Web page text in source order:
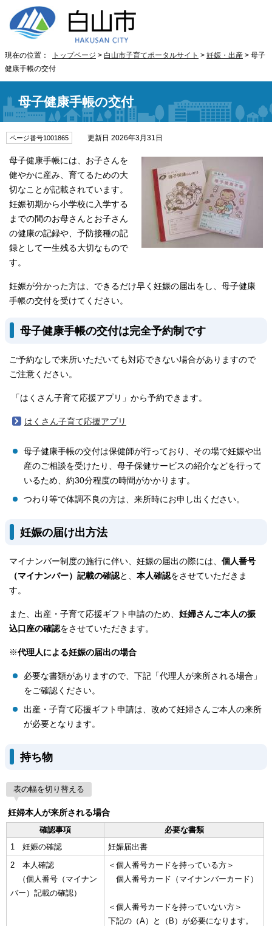
現在の位置： トップページ > 白山市子育てポータルサイト > 妊娠・出産 > 母子
健康手帳の交付
母子健康手帳の交付
ページ番号1001865 更新日 2026年3月31日
母子健康手帳には、お子さんを
健やかに産み、育てるための大
切なことが記載されています。
妊娠初期から小学校に入学する
までの間のお母さんとお子さん
の健康の記録や、予防接種の記
録として一生残る大切なもので
す。
妊娠が分かった方は、できるだけ早く妊娠の届出をし、母子健康
手帳の交付を受けてください。
母子健康手帳の交付は完全予約制です
ご予約なしで来所いただいても対応できない場合がありますので
ご注意ください。
「はくさん子育て応援アプリ」から予約できます。
はくさん子育て応援アプリ
母子健康手帳の交付は保健師が行っており、その場で妊娠や出
産のご相談を受けたり、母子保健サービスの紹介などを行って
いるため、約30分程度の時間がかかります。
つわり等で体調不良の方は、来所時にお申し出ください。
妊娠の届け出方法
マイナンバー制度の施行に伴い、妊娠の届出の際には、 個人番号
（マイナンバー）記載の確認と、 本人確認をさせていただきま
す。
また、出産・子育て応援ギフト申請のため、 妊婦さんご本人の振
込口座の確認をさせていただきます。
※代理人による妊娠の届出の場合
必要な書類がありますので、下記「代理人が来所される場合」
をご確認ください。
出産・子育て応援ギフト申請は、改めて妊婦さんご本人の来所
が必要となります。
持ち物
表の幅を切り替える
妊婦本人が来所される場合
確認事項
必要な書類
1 妊娠の確認
妊娠届出書
2 本人確認
（個人番号（マイナン
バー）記載の確認）
＜個人番号カードを持っている方＞
個人番号カード（マイナンバーカード）
＜個人番号カードを持っていない方＞
下記の（A）と（B）が必要になります。